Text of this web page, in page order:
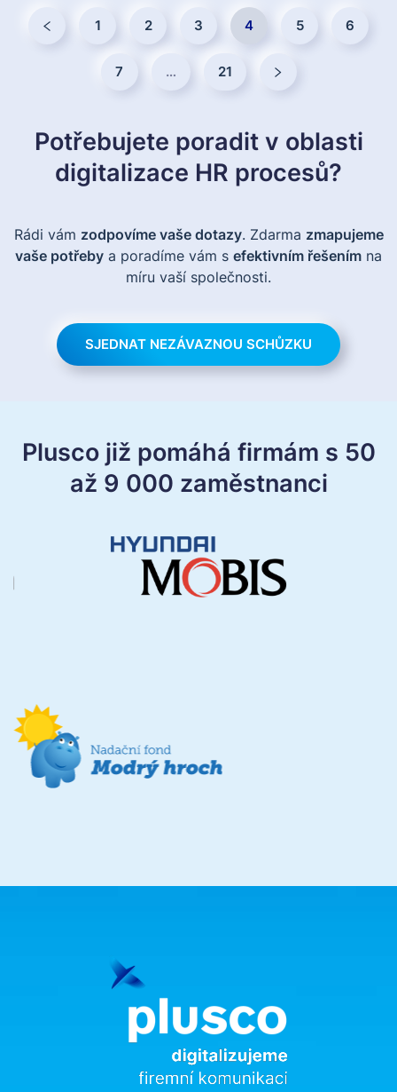
1 2 3 4 5 6
7 … 21
Potřebujete poradit v oblasti
digitalizace HR procesů?
Rádi vám zodpovíme vaše dotazy. Zdarma zmapujeme
vaše potřeby a poradíme vám s efektivním řešením na
míru vaší společnosti.
SJEDNAT NEZÁVAZNOU SCHŮZKU
Plusco již pomáhá firmám s 50
až 9 000 zaměstnanci